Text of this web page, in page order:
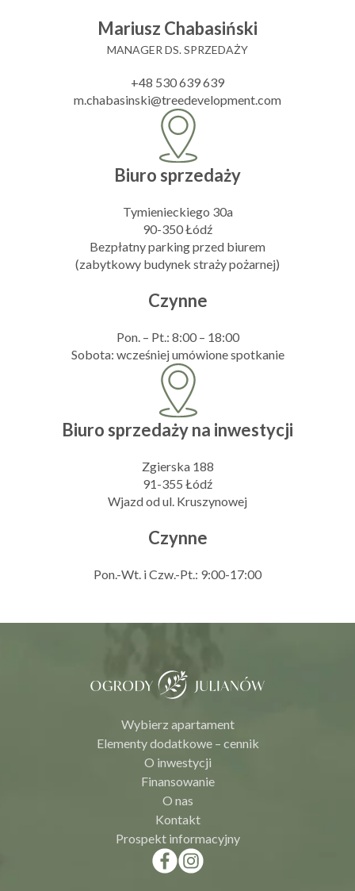
Mariusz Chabasiński
MANAGER DS. SPRZEDAŻY
+48 530 639 639
m.chabasinski@treedevelopment.com
Biuro sprzedaży
Tymienieckiego 30a
90-350 Łódź
Bezpłatny parking przed biurem
(zabytkowy budynek straży pożarnej)
Czynne
Pon. – Pt.: 8:00 – 18:00
Sobota: wcześniej umówione spotkanie
Biuro sprzedaży na inwestycji
Zgierska 188
91-355 Łódź
Wjazd od ul. Kruszynowej
Czynne
Pon.-Wt. i Czw.-Pt.: 9:00-17:00
Wybierz apartament
Elementy dodatkowe – cennik
O inwestycji
Finansowanie
O nas
Kontakt
Prospekt informacyjny